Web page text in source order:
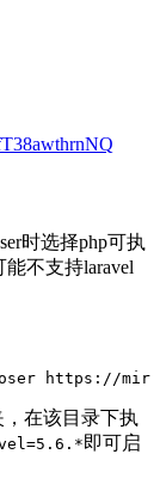
时选择php可执
不支持laravel
，在该目录下执
即可启